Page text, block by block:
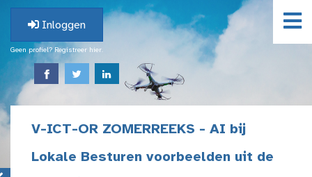
Inloggen
Geen profiel? Registreer hier.
V-ICT-OR ZOMERREEKS - AI bij
Lokale Besturen voorbeelden uit de